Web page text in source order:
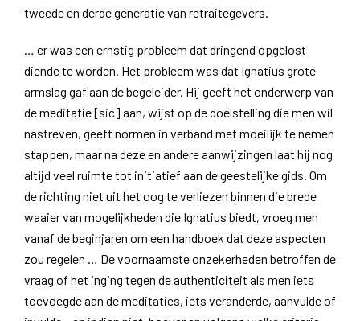
tweede en derde generatie van retraitegevers.
… er was een ernstig probleem dat dringend opgelost
diende te worden. Het probleem was dat Ignatius grote
armslag gaf aan de begeleider. Hij geeft het onderwerp van
de meditatie [sic] aan, wijst op de doelstelling die men wil
nastreven, geeft normen in verband met moeilijk te nemen
stappen, maar na deze en andere aanwijzingen laat hij nog
altijd veel ruimte tot initiatief aan de geestelijke gids. Om
de richting niet uit het oog te verliezen binnen die brede
waaier van mogelijkheden die Ignatius biedt, vroeg men
vanaf de beginjaren om een handboek dat deze aspecten
zou regelen … De voornaamste onzekerheden betroffen de
vraag of het inging tegen de authenticiteit als men iets
toevoegde aan de meditaties, iets veranderde, aanvulde of